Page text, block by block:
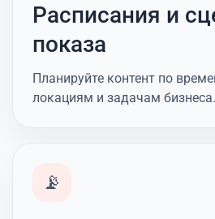
Расписания и
показа
Планируйте контент по
локациям и задачам бизнеса.
📡